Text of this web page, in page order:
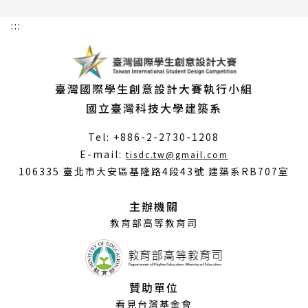
:::
臺灣國際學生創意設計大賽執行小組
國立臺灣科技大學建築系
Tel: +886-2-2730-1208
E-mail:tisdc.tw@gmail.com
開
106335 臺北市大安區基隆路4段43號 建築系RB707室
主辦機關
教育部高等教育司
贊助單位
看見台灣基金會